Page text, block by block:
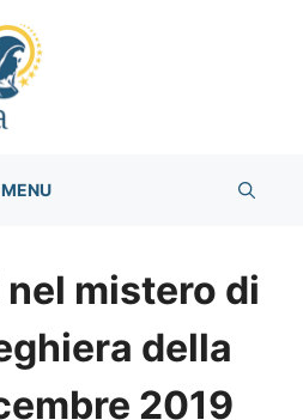
MENU
nel mistero di
della
2019